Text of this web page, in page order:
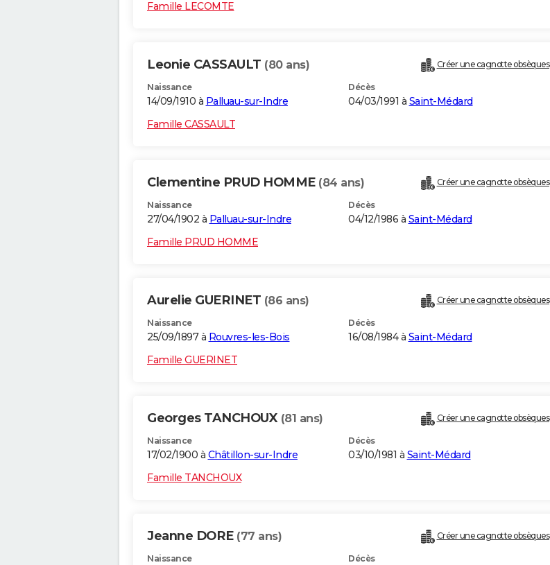
Famille LECOMTE
Leonie CASSAULT (80 ans) Créer une cagnotte obsèques
Naissance
14/09/1910 à Palluau-sur-Indre
Décès
04/03/1991 à Saint-Médard
Famille CASSAULT
Clementine PRUD HOMME (84 ans) Créer une cagnotte obsèques
Naissance
27/04/1902 à Palluau-sur-Indre
Décès
04/12/1986 à Saint-Médard
Famille PRUD HOMME
Aurelie GUERINET (86 ans) Créer une cagnotte obsèques
Naissance
25/09/1897 à Rouvres-les-Bois
Décès
16/08/1984 à Saint-Médard
Famille GUERINET
Georges TANCHOUX (81 ans) Créer une cagnotte obsèques
Naissance
17/02/1900 à Châtillon-sur-Indre
Décès
03/10/1981 à Saint-Médard
Famille TANCHOUX
Jeanne DORE (77 ans) Créer une cagnotte obsèques
Naissance Décès